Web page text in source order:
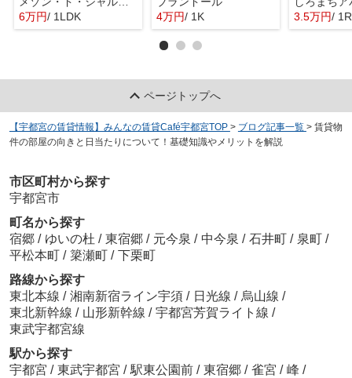
6万円/ 1LDK
4万円/ 1K
3.5万円/ 1R
ページトップへ
【宇都宮の賃貸情報】みんなの賃貸Café宇都宮TOP > ブログ記事一覧 > 賃貸物
件の部屋の向きと日当たりについて！基礎知識やメリットを解説
市区町村から探す
宇都宮市
町名から探す
宿郷 / ゆいの杜 / 東宿郷 / 元今泉 / 中今泉 / 石井町 / 泉町 /
平松本町 / 簗瀬町 / 下栗町
路線から探す
東北本線 / 湘南新宿ライン宇須 / 日光線 / 烏山線 /
東北新幹線 / 山形新幹線 / 宇都宮芳賀ライト線 /
東武宇都宮線
駅から探す
宇都宮 / 東武宇都宮 / 駅東公園前 / 東宿郷 / 雀宮 / 峰 /